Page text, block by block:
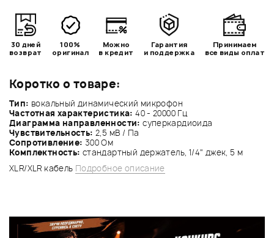
Коротко о товаре:
Тип: вокальный динамический микрофон
Частотная характеристика:40 - 20000 Гц
Диаграмма направленности:суперкардиоида
Чувствительность:2,5 мВ / Па
Сопротивление: 300 Ом
Комплектность: стандартный держатель, 1/4" джек, 5 м
XLR/XLR кабель Подробное описание
30 дней
возврат
100%
оригинал
Можно
в кредит
Гарантия
и поддержка
Принимаем
все виды оплат